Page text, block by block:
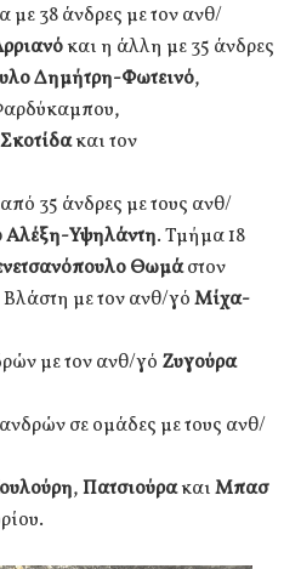
με 38 άνδρες με τον ανθ/
και η άλλη με 35 άνδρες
Δημήτρη-Φωτεινό,
και τον
35 άνδρες με τους ανθ/
Αλέξη-Υψηλάντη. Τμήμα 18
Θωμάστον
με τον ανθ/γόΜίχα-
με τον ανθ/γό Ζυγούρα
σε ομάδες με τους ανθ/
,ΠατσιούρακαιΜπασ